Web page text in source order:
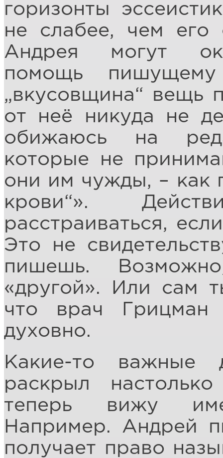
горизонты
не слабее, чем его
Андрея могут
помощь
„вкусовщина“ вещь
от неё никуда не
обижаюсь на
которые не
они им чужды, – как
крови“».
расстраиваться,
Это не
пишешь.
«другой». Или сам
что врач
духовно.
Какие-то
раскрыл
теперь вижу
Например. Андрей
получает право